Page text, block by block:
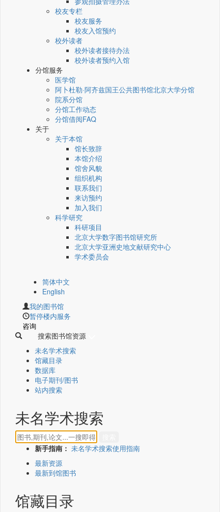
校友专栏
校友服务
校友入馆预约
校外读者
校外读者接待办法
校外读者预约入馆
分馆服务
医学馆
阿卜杜勒·阿齐兹国王公共图书馆北京大学分馆
院系分馆
分馆工作动态
分馆借阅FAQ
关于
关于本馆
馆长致辞
本馆介绍
馆舍风貌
组织机构
联系我们
来访预约
加入我们
科学研究
科研项目
北京大学数字图书馆研究所
北京大学亚洲史地文献研究中心
学术委员会
简体中文
English
我的图书馆
暂停楼内服务
咨询
搜索图书馆资源
未名学术搜索
馆藏目录
数据库
电子期刊/图书
站内搜索
未名学术搜索
新手指南： 未名学术搜索使用指南
最新资源
最新到馆图书
馆藏目录